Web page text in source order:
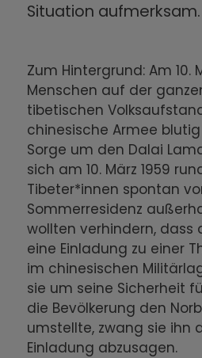
Situation aufmerksam.
Zum Hintergrund: Am 10.
Menschen auf der
tibetischen
chinesische Armee
Sorge um den Dalai
sich am 10. März 1959
Tibeter*innen spontan
Sommerresidenz
wollten verhindern, dass
eine Einladung zu einer
im chinesischen
sie um seine Sicherheit
die Bevölkerung den
umstellte, zwang sie ihn
Einladung abzusagen.